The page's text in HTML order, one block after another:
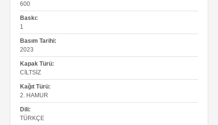
600
Baskı:
1
Basım Tarihi:
2023
Kapak Türü:
CILTSIZ
Kağıt Türü:
2. HAMUR
Dili:
TÜRKÇE